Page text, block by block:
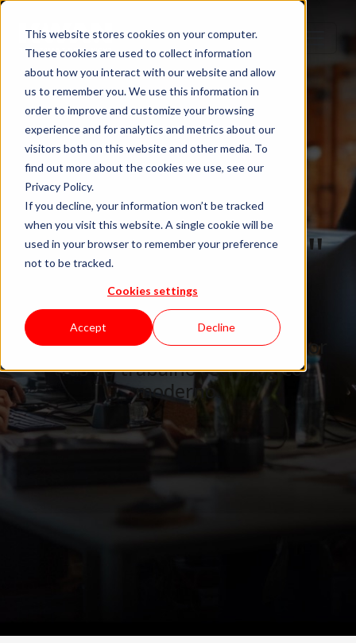
This website stores cookies on your computer.
These cookies are used to collect information
about how you interact with our website and allow
us to remember you. We use this information in
order to improve and customize your browsing
experience and for analytics and metrics about our
visitors both on this website and other media. To
find out more about the cookies we use, see our
Privacy Policy.
If you decline, your information won’t be tracked
when you visit this website. A single cookie will be
used in your browser to remember your preference
not to be tracked.
Cookies settings
Accept Decline
Blog "In Orbit"
da KWAN
Carreiras, equipas e o negócio por
trás do trabalho tecnológico
moderno.